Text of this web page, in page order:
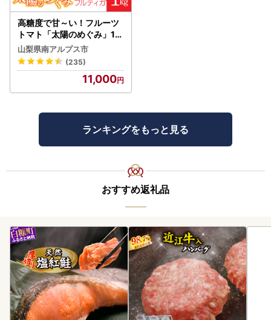
高糖度で甘～い！フルーツ
トマト「太陽のめぐみ」1k
g ALPBI001 | 高糖度 おす
すめ 産地直送 新鮮 フレッ
シュ 高栄養素 南アルプス市
山梨県南アルプス市
(235)
11,000
ランキングをもっと見る
おすすめ返礼品